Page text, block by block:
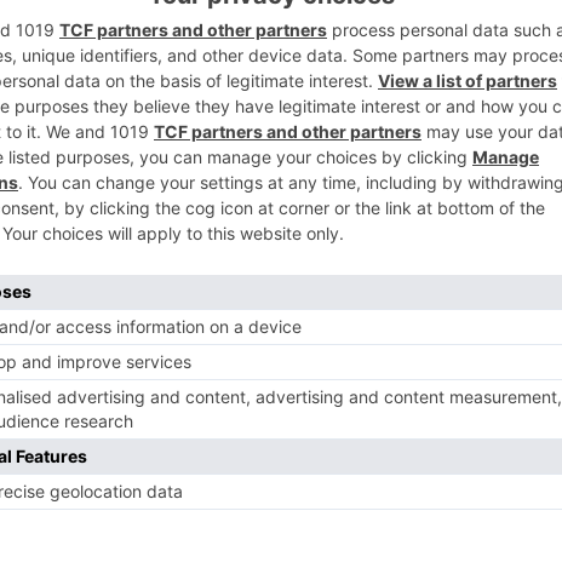
principal comunidad autónoma
realizadas en los últimos meses
y la industria harinera y de piensos,
ASAJA y la Alianza UPA-COAG
comerciales, convocando para el
protesta a las puertas de la planta de
productores de cereal quieren
sufre el sector, debido, por una parte,
producción (fertilizantes, semillas,
otra parte a un mercado devaluado por
que los operadores utilizan
los precios a las producciones
2
3
4